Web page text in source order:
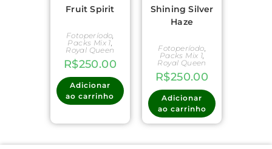
Fruit Spirit
Fotoperíodo
Packs Mix 1
Royal Queen
R$250.00
Adicionar
ao carrinho
Shining Silver
Haze
Fotoperíodo
Packs Mix 1
Royal Queen
R$250.00
Adicionar
ao carrinho